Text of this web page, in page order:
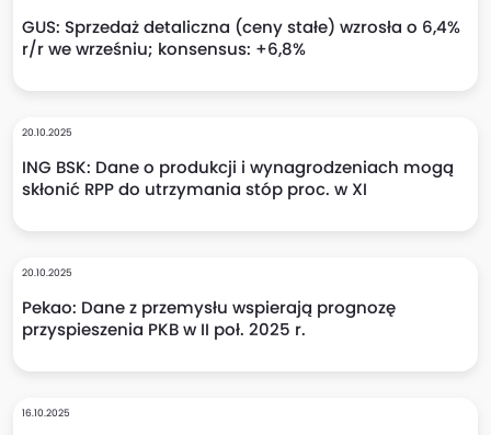
GUS: Sprzedaż detaliczna (ceny stałe) wzrosła o 6,4%
r/r we wrześniu; konsensus: +6,8%
20.10.2025
ING BSK: Dane o produkcji i wynagrodzeniach mogą
skłonić RPP do utrzymania stóp proc. w XI
20.10.2025
Pekao: Dane z przemysłu wspierają prognozę
przyspieszenia PKB w II poł. 2025 r.
16.10.2025